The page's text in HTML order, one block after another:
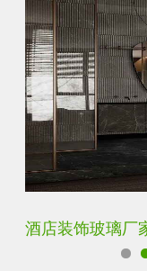
玻璃砖厂家直销